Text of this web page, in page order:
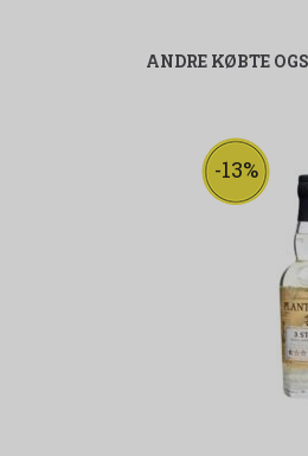
ANDRE KØBTE
-13%